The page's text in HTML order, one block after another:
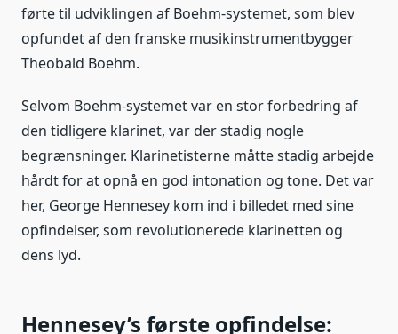
førte til udviklingen af ​​Boehm-systemet, som blev
opfundet af den franske musikinstrumentbygger
Theobald Boehm.
Selvom Boehm-systemet var en stor forbedring af
den tidligere klarinet, var der stadig nogle
begrænsninger. Klarinetisterne måtte stadig arbejde
hårdt for at opnå en god intonation og tone. Det var
her, George Hennesey kom ind i billedet med sine
opfindelser, som revolutionerede klarinetten og
dens lyd.
Hennesey’s første opfindelse: